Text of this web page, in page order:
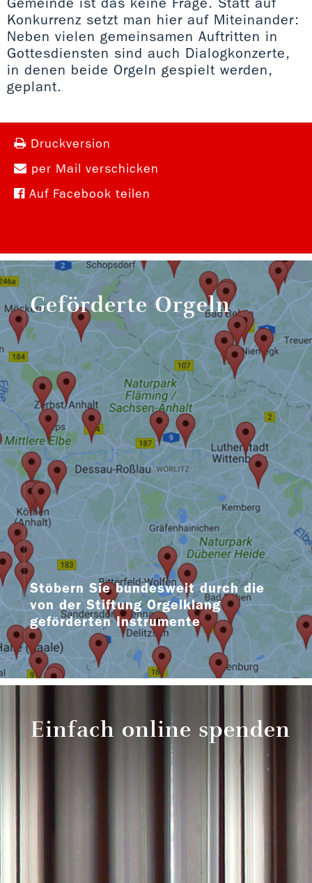
Konkurrenz setzt man hier auf Miteinander:
Neben vielen gemeinsamen Auftritten in
Gottesdiensten sind auch Dialogkonzerte,
in denen beide Orgeln gespielt werden,
geplant.
Druckversion
per Mail verschicken
Auf Facebook teilen
Geförderte Orgeln
Stöbern Sie bundesweit durch die
von der Stiftung Orgelklang
geförderten Instrumente
Einfach online spenden